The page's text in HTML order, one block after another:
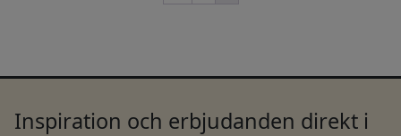
Inspiration och erbjudanden direkt i